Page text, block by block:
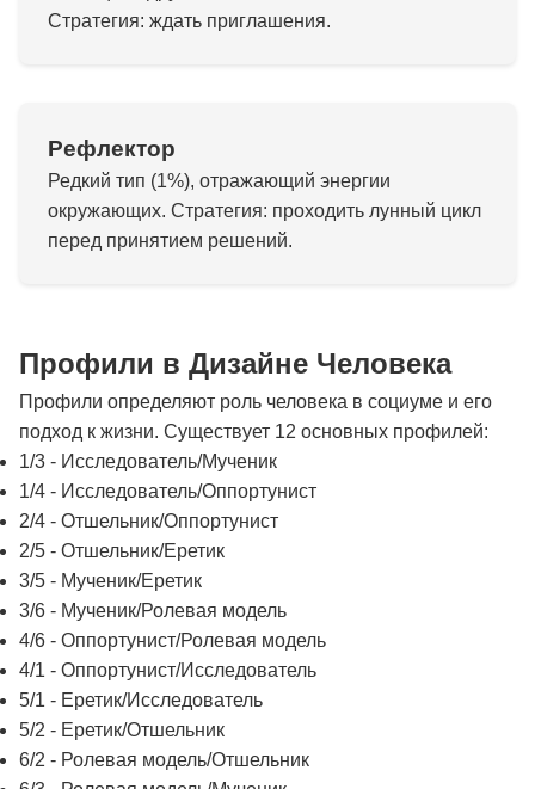
Стратегия: ждать приглашения.
Рефлектор
Редкий тип (1%), отражающий энергии
окружающих. Стратегия: проходить лунный цикл
перед принятием решений.
Профили в Дизайне Человека
Профили определяют роль человека в социуме и его
подход к жизни. Существует 12 основных профилей:
1/3 - Исследователь/Мученик
1/4 - Исследователь/Оппортунист
2/4 - Отшельник/Оппортунист
2/5 - Отшельник/Еретик
3/5 - Мученик/Еретик
3/6 - Мученик/Ролевая модель
4/6 - Оппортунист/Ролевая модель
4/1 - Оппортунист/Исследователь
5/1 - Еретик/Исследователь
5/2 - Еретик/Отшельник
6/2 - Ролевая модель/Отшельник